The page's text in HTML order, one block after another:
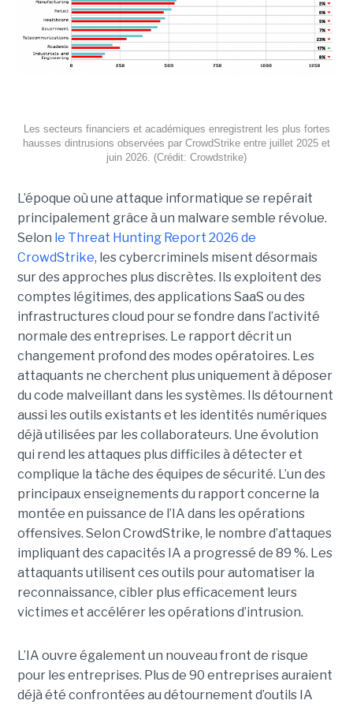
Les secteurs financiers et académiques enregistrent les plus fortes
hausses dintrusions observées par CrowdStrike entre juillet 2025 et
juin 2026. (Crédit: Crowdstrike)
L’époque où une attaque informatique se repérait
principalement grâce à un malware semble révolue.
Selon le Threat Hunting Report 2026 de
CrowdStrike, les cybercriminels misent désormais
sur des approches plus discrètes. Ils exploitent des
comptes légitimes, des applications SaaS ou des
infrastructures cloud pour se fondre dans l’activité
normale des entreprises. Le rapport décrit un
changement profond des modes opératoires. Les
attaquants ne cherchent plus uniquement à déposer
du code malveillant dans les systèmes. Ils détournent
aussi les outils existants et les identités numériques
déjà utilisées par les collaborateurs. Une évolution
qui rend les attaques plus difficiles à détecter et
complique la tâche des équipes de sécurité. L’un des
principaux enseignements du rapport concerne la
montée en puissance de l’IA dans les opérations
offensives. Selon CrowdStrike, le nombre d’attaques
impliquant des capacités IA a progressé de 89 %. Les
attaquants utilisent ces outils pour automatiser la
reconnaissance, cibler plus efficacement leurs
victimes et accélérer les opérations d’intrusion.
L’IA ouvre également un nouveau front de risque
pour les entreprises. Plus de 90 entreprises auraient
déjà été confrontées au détournement d’outils IA